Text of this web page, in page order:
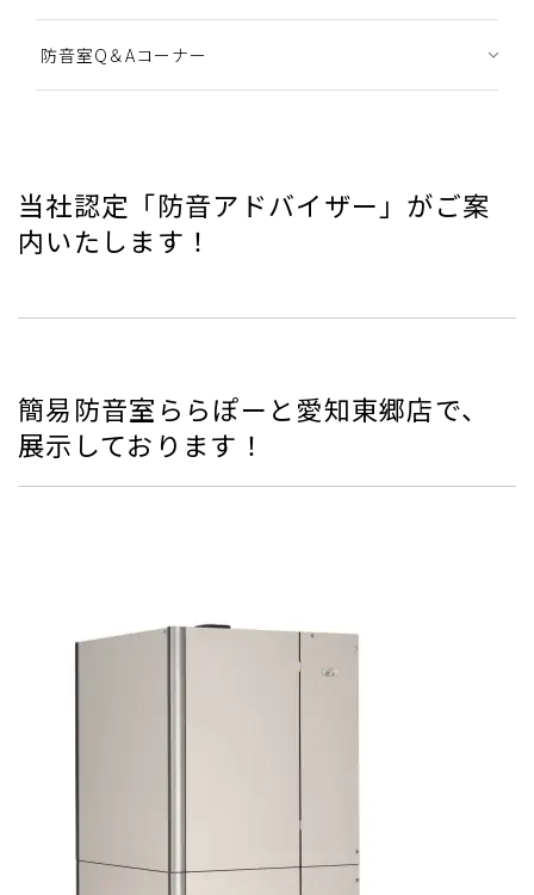
防音室Q＆Aコーナー
当社認定「防音アドバイザー」がご案
内いたします！
簡易防音室ららぽーと愛知東郷店で、
展示しております！